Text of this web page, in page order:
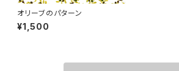
オリーブのパターン
¥1,500